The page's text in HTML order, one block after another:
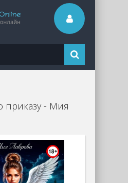
приказу - Мия